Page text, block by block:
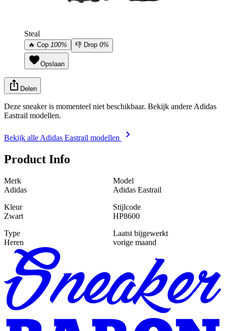
Steal
🔥 Cop 100% 👎 Drop 0%
Opslaan
Delen
Deze sneaker is momenteel niet beschikbaar. Bekijk andere Adidas
Eastrail modellen.
Bekijk alle Adidas Eastrail modellen
Product Info
Merk
Adidas
Model
Adidas Eastrail
Kleur
Zwart
Stijlcode
HP8600
Type
Heren
Laatst bijgewerkt
vorige maand